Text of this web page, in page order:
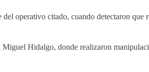
operativo citado, cuando detectaron que
Hidalgo, donde realizaron